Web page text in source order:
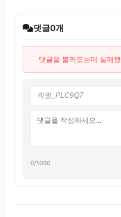
댓글0개
댓글을 불러오는데 실패
0/1000